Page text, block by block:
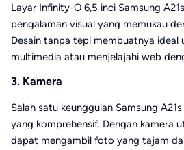
Layar Infinity-O 6,5 inci Samsung
pengalaman visual yang memukau
Desain tanpa tepi membuatnya
multimedia atau menjelajahi web
3. Kamera
Salah satu keunggulan Samsung
yang komprehensif. Dengan kamera
dapat mengambil foto yang tajam